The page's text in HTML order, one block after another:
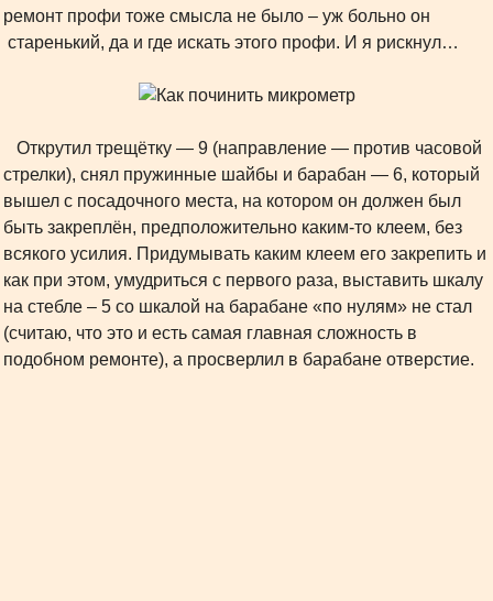
ремонт профи тоже смысла не было – уж больно он
старенький, да и где искать этого профи. И я рискнул…
Открутил трещётку — 9 (направление — против часовой
стрелки), снял пружинные шайбы и барабан — 6, который
вышел с посадочного места, на котором он должен был
быть закреплён, предположительно каким-то клеем, без
всякого усилия. Придумывать каким клеем его закрепить и
как при этом, умудриться с первого раза, выставить шкалу
на стебле – 5 со шкалой на барабане «по нулям» не стал
(считаю, что это и есть самая главная сложность в
подобном ремонте), а просверлил в барабане отверстие.